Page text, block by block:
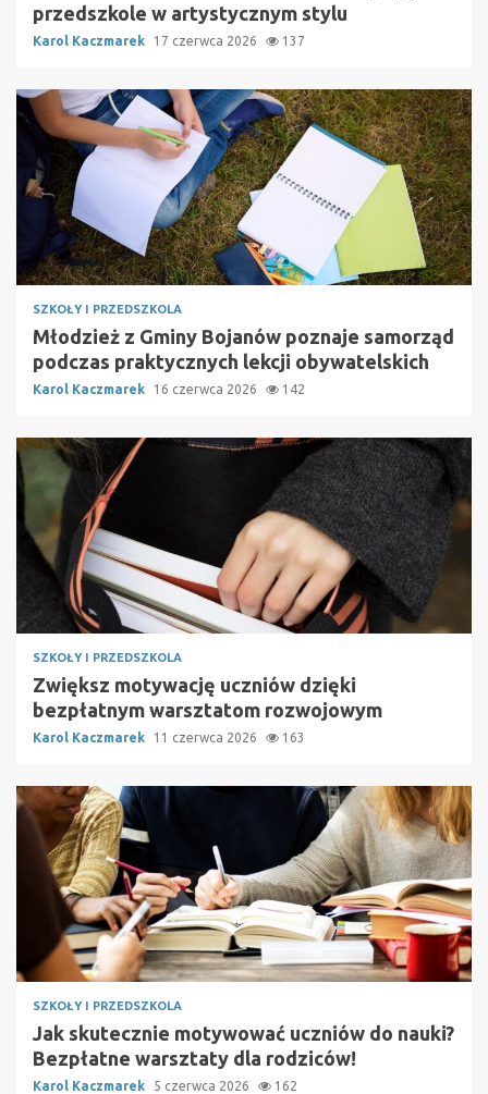
przedszkole w artystycznym stylu
Karol Kaczmarek 17 czerwca 2026 137
SZKOŁY I PRZEDSZKOLA
Młodzież z Gminy Bojanów poznaje samorząd
podczas praktycznych lekcji obywatelskich
Karol Kaczmarek 16 czerwca 2026 142
SZKOŁY I PRZEDSZKOLA
Zwiększ motywację uczniów dzięki
bezpłatnym warsztatom rozwojowym
Karol Kaczmarek 11 czerwca 2026 163
SZKOŁY I PRZEDSZKOLA
Jak skutecznie motywować uczniów do nauki?
Bezpłatne warsztaty dla rodziców!
Karol Kaczmarek 5 czerwca 2026 162